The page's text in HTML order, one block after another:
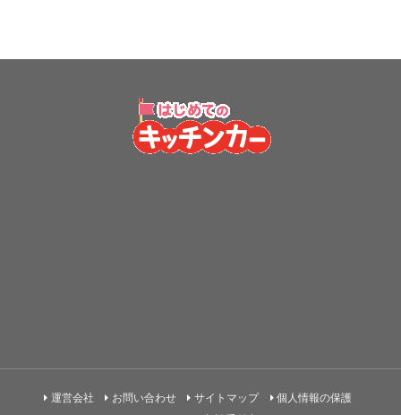
運営会社 お問い合わせ サイトマップ
個人情報の保護